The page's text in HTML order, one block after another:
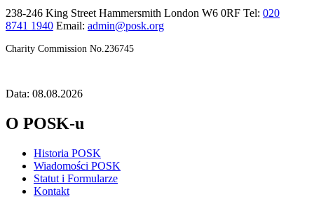
238-246 King Street Hammersmith London W6 0RF Tel: 020
8741 1940 Email: admin@posk.org
Charity Commission No.236745
Data: 08.08.2026
O POSK-u
Historia POSK
Wiadomości POSK
Statut i Formularze
Kontakt